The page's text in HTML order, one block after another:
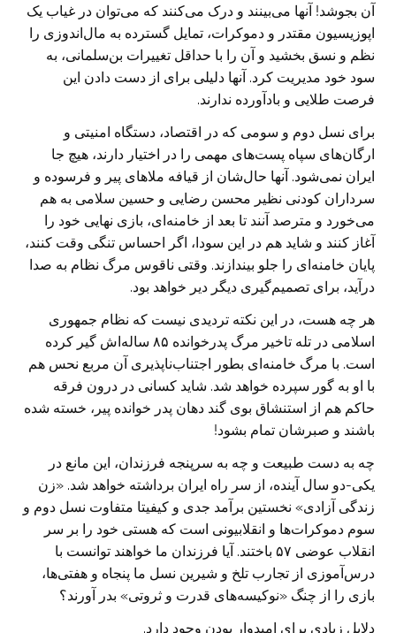
آن بجوشد! آنها می‌بینند و درک می‌کنند که می‌توان در غیاب یک
اپوزیسیون مقتدر و دموکرات، تمایل گسترده به مال‌اندوزی را
نظم و نسق بخشید و آن را با حداقل تغییرات بن‌سلمانی، به
سود خود مدیریت کرد. آنها دلیلی برای از دست دادن این
فرصت طلایی و بادآورده ندارند.
برای نسل دوم و سومی که در اقتصاد، دستگاه امنیتی و
ارگان‌های سپاه پست‌های مهمی را در اختیار دارند، هیچ جا
ایران نمی‌‌شود. آنها حال‌شان از قیافه ملاهای پیر و فرسوده و
سرداران کودنی نظیر محسن رضایی و حسین سلامی به هم
می‌خورد و مترصد آنند تا بعد از خامنه‌ای، بازی نهایی خود را
آغاز کنند و شاید هم در این سودا، اگر احساس تنگی وقت کنند،
پایان خامنه‌ای را جلو بیندازند. وقتی ناقوس مرگ نظام به صدا
درآید، برای تصمیم‌گیری دیگر دیر خواهد بود.
هر چه هست، در این نکته تردیدی نیست که نظام جمهوری
اسلامی در تله تاخیر مرگ پدرخوانده ۸۵ ساله‌اش گیر کرده
است. با مرگ خامنه‌ای بطور اجتناب‌ناپذیری آن مربع نحس هم
با او به گور سپرده خواهد شد. شاید کسانی در درون فرقه
حاکم هم از استنشاق بوی گند دهان پدر خوانده پیر، خسته شده
باشند و صبرشان تمام بشود!
چه به دست طبیعت و چه به سرپنجه فرزندان، این مانع در
یکی-دو سال آینده، از سر راه ایران برداشته خواهد شد. «زن
زندگی آزادی» نخستین برآمد جدی و کیفیتا متفاوت نسل دوم و
سوم دموکرات‌ها و انقلابیونی است که هستی خود را بر سر
انقلاب عوضی ۵۷ باختند. آیا فرزندان ما خواهند توانست با
درس‌آموزی از تجارب تلخ و شیرین نسل ما پنجاه و هفتی‌ها،
بازی را از چنگ «نوکیسه‌های قدرت و ثروتی» بدر آورند؟
دلایل زیادی برای امیدوار بودن وجود دارد.